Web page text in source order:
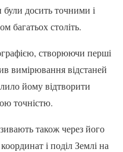
досить точними і
багатьох століть.
створюючи перші
вимірювання відстаней
йому відтворити
точністю.
також через його
і поділ Землі на